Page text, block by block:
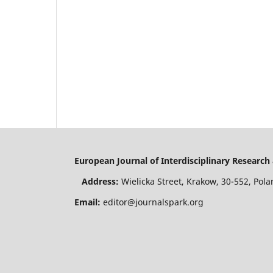
European Journal of Interdisciplinary
Address: Wielicka Street, Krakow, 30-552,
Email: editor@journalspark.org